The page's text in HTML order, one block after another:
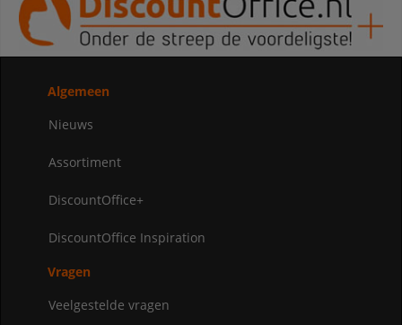
Algemeen
Nieuws
Assortiment
DiscountOffice+
DiscountOffice Inspiration
Vragen
Veelgestelde vragen